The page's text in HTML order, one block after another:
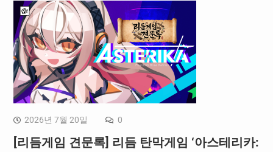
2026년 7월 20일 0
[리듬게임 견문록] 리듬 탄막게임 ‘아스테리카: